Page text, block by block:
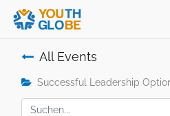
All Events
Successful Leadership